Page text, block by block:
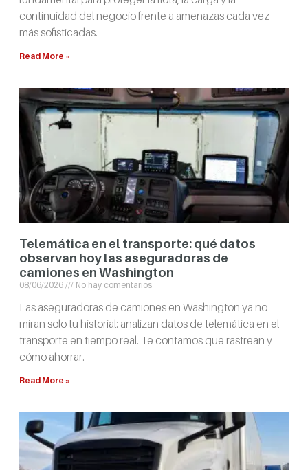
continuidad del negocio frente a amenazas cada vez
más sofisticadas.
Read More »
Telemática en el transporte: qué datos
observan hoy las aseguradoras de
camiones en Washington
08/06/2026 No hay comentarios
Las aseguradoras de camiones en Washington ya no
miran solo tu historial: analizan datos de telemática en el
transporte en tiempo real. Te contamos qué rastrean y
cómo ahorrar.
Read More »